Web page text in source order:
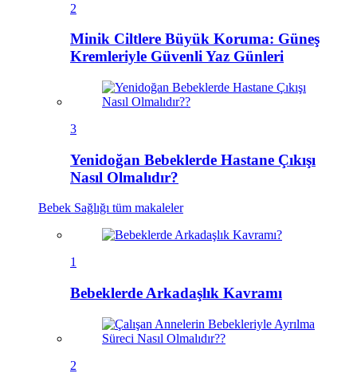
2
Minik Ciltlere Büyük Koruma: Güneş
Kremleriyle Güvenli Yaz Günleri
3
Yenidoğan Bebeklerde Hastane Çıkışı
Nasıl Olmalıdır?
Bebek Sağlığı tüm makaleler
1
Bebeklerde Arkadaşlık Kavramı
2